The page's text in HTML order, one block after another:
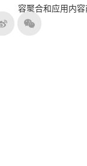
容聚合和应用内容